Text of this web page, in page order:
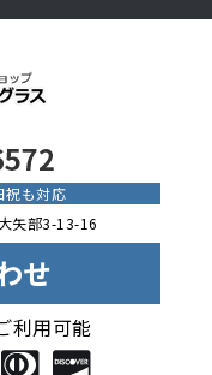
祝も対応
矢部3-13-16
せ
利用可能